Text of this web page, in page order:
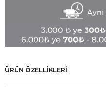
ÜRÜN ÖZELLIKLERI